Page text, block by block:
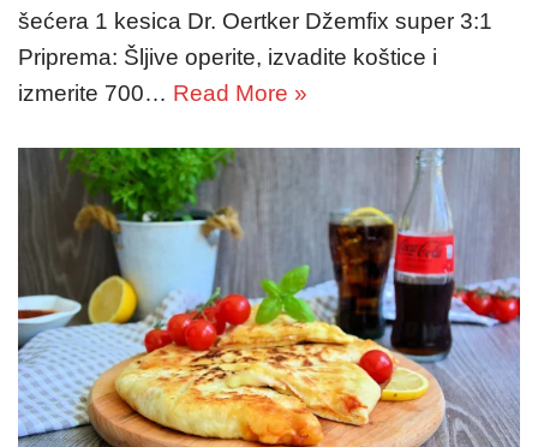
šećera 1 kesica Dr. Oertker Džemfix super 3:1
Priprema: Šljive operite, izvadite koštice i
izmerite 700… Read More »